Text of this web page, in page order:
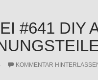
#641 DIY
KOMMENTAR